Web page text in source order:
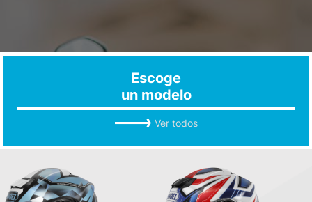
Escoge
un modelo
Ver todos